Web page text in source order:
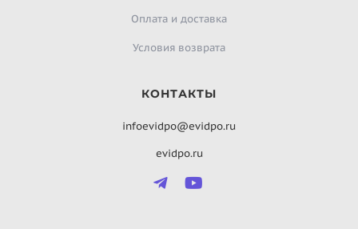
Оплата и доставка
Условия возврата
КОНТАКТЫ
infoevidpo@evidpo.ru
evidpo.ru